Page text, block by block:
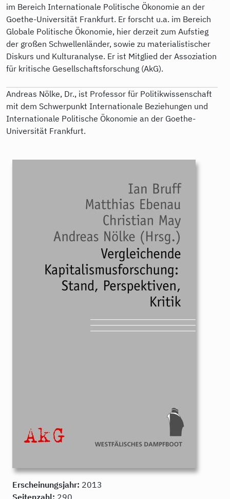
im Bereich Internationale Politische Ökonomie an der
Goethe-Universität Frankfurt. Er forscht u.a. im Bereich
Globale Politische Ökonomie, hier derzeit zum Aufstieg
der großen Schwellenländer, sowie zu materialistischer
Diskurs und Kulturanalyse. Er ist Mitglied der Assoziation
für kritische Gesellschaftsforschung (AkG).
Andreas Nölke, Dr., ist Professor für Politikwissenschaft
mit dem Schwerpunkt Internationale Beziehungen und
Internationale Politische Ökonomie an der Goethe-
Universität Frankfurt.
9783896919281.jpeg
Erscheinungsjahr: 2013
Seitenzahl: 290